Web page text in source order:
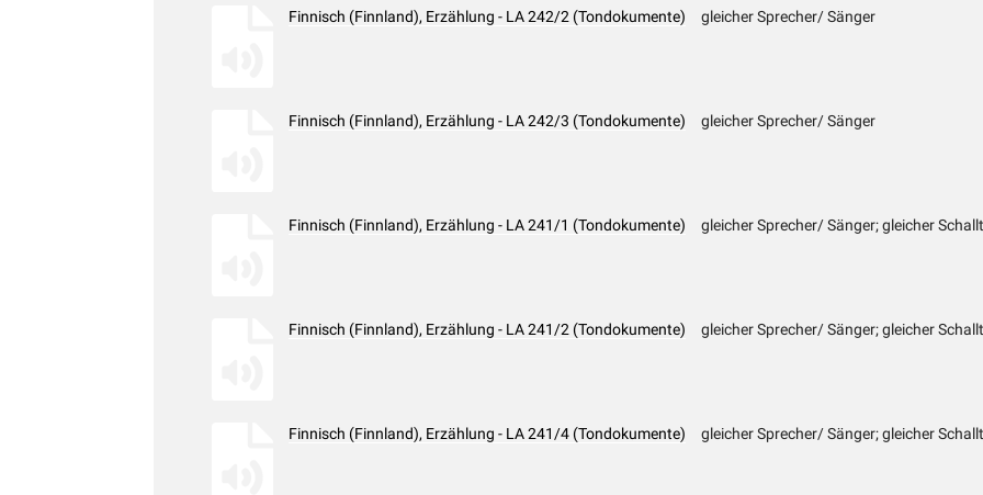
Finnisch (Finnland), Erzählung - LA 242/2 (Tondokumente) gleicher Sprecher/ Sänger
Finnisch (Finnland), Erzählung - LA 242/3 (Tondokumente) gleicher Sprecher/ Sänger
Finnisch (Finnland), Erzählung - LA 241/1 (Tondokumente) gleicher Sprecher/ Sänger; gleicher
Finnisch (Finnland), Erzählung - LA 241/2 (Tondokumente) gleicher Sprecher/ Sänger; gleicher
Finnisch (Finnland), Erzählung - LA 241/4 (Tondokumente) gleicher Sprecher/ Sänger; gleicher